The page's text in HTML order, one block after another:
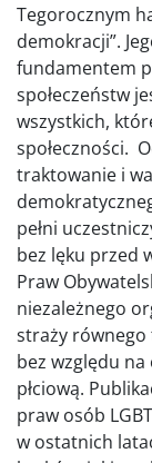
Tegorocznym
demokracji”.
fundamentem
społeczeństw
wszystkich,
społeczności.
traktowanie i
pełni
bez lęku przed
Praw
niezależnego
straży równego
bez względu
płciową.
praw osób
w ostatnich